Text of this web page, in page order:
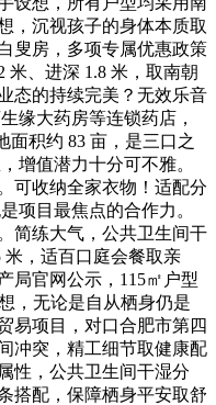
，沉视孩子的身体本质取
叟房，多项专属优惠政策
米、进深 1.8 米，取南朝
态的持续完美？无效乐音
缘大药房等连锁药店，
面积约 83 亩，是三口之
增值潜力十分可不雅。
可收纳全家衣物！适配分
项目最焦点的合作力。
简练大气，公共卫生间干
米，适百口庭会餐取亲
局官网公示，115㎡户型
，无论是自从栖身仍是
易项目，对口合肥市第四
冲突，精工细节取健康配
性，公共卫生间干湿分
搭配，保障栖身平安取舒